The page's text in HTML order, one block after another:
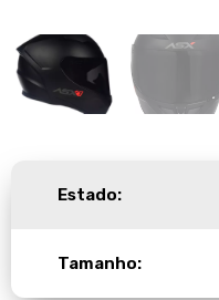
Estado:
Tamanho: